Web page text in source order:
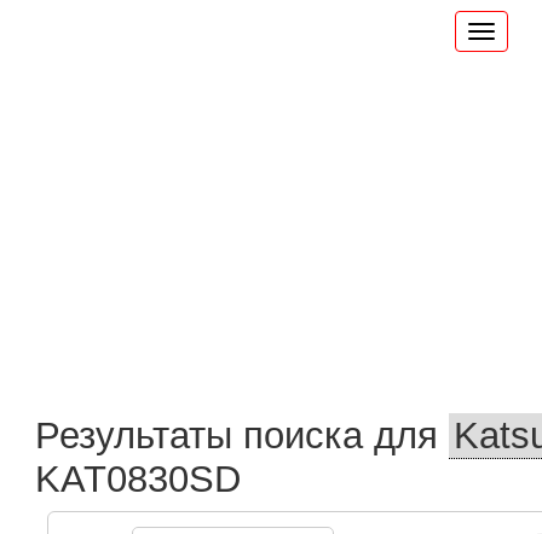
Результаты поиска для
KAT0830SD